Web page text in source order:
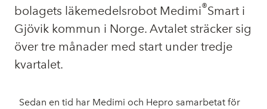
bolagets läkemedelsrobot Medimi®Smart i
Gjövik kommun i Norge. Avtalet sträcker sig
över tre månader med start under tredje
kvartalet.
Sedan en tid har Medimi och Hepro samarbetat för